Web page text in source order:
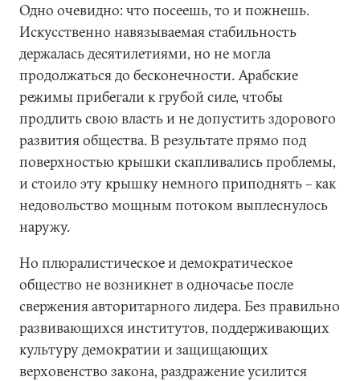
Одно очевидно: что посеешь, то и пожнешь.
Искусственно навязываемая стабильность
держалась десятилетиями, но не могла
продолжаться до бесконечности. Арабские
режимы прибегали к грубой силе, чтобы
продлить свою власть и не допустить здорового
развития общества. В результате прямо под
поверхностью крышки скапливались проблемы,
и стоило эту крышку немного приподнять – как
недовольство мощным потоком выплеснулось
наружу.
Но плюралистическое и демократическое
общество не возникнет в одночасье после
свержения авторитарного лидера. Без правильно
развивающихся институтов, поддерживающих
культуру демократии и защищающих
верховенство закона, раздражение усилится